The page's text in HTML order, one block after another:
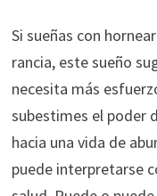
Si sueñas con
rancia, este sueño
necesita más
subestimes el poder
hacia una vida de
puede interpretarse